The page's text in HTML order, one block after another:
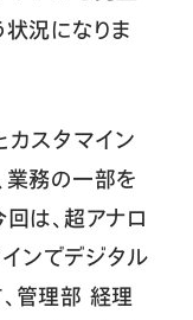
状況になりま
スタマイン
業務の一部を
は、超アナロ
ンでデジタル
管理部 経理